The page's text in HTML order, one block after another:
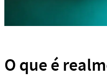
O que é